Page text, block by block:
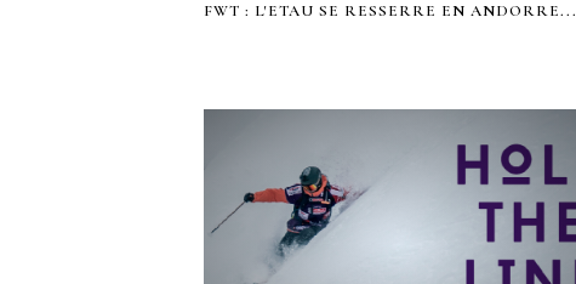
FWT : L'ETAU SE RESSERRE EN ANDORRE...